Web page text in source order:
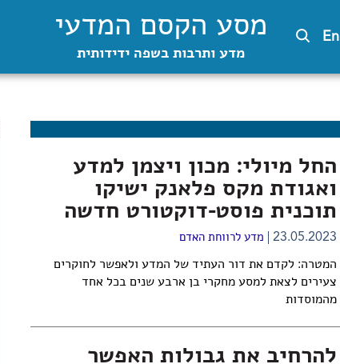
En מסע הקסם המדעי
מדע ותרבות בשפה ידידותית
החל מיולי: מכון ויצמן למדע
ואגודת מקס פלאנק ישיקו
תוכנית פוסט-דוקטורט חדשה
23.05.2023 מדע לרווחת האדם
המטרה: לקדם את דור העתיד של המדע ולאפשר לחוקרים
צעירים לצאת למסע מחקרי בן ארבע שנים בכל אחד
מהמוסדות
להרחיב את גבולות האפשר